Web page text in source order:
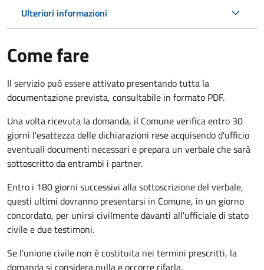
Ulteriori informazioni
Come fare
Il servizio può essere attivato presentando tutta la
documentazione prevista, consultabile in formato PDF.
Una volta ricevuta la domanda, il Comune verifica entro 30
giorni l'esattezza delle dichiarazioni rese acquisendo d'ufficio
eventuali documenti necessari e prepara un verbale che sarà
sottoscritto da entrambi i partner.
Entro i 180 giorni successivi alla sottoscrizione del verbale,
questi ultimi dovranno presentarsi in Comune, in un giorno
concordato, per unirsi civilmentedavanti all'ufficiale di stato
civilee due testimoni.
Se l'unione civile non è costituita nei termini prescritti, la
domanda si considera nulla e occorre rifarla.